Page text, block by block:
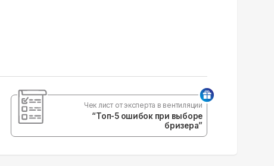
Чек лист от эксперта в вентиляции
“Топ-5 ошибок при выборе
бризера”